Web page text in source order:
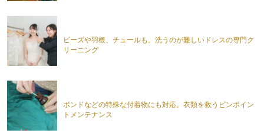
ビーズや羽根、チュールも。洗うのが難しいドレスの専門ク
リーニング
ボンドなどの特殊な付着物にも対応。衣類を救うピンポイン
トメンテナンス